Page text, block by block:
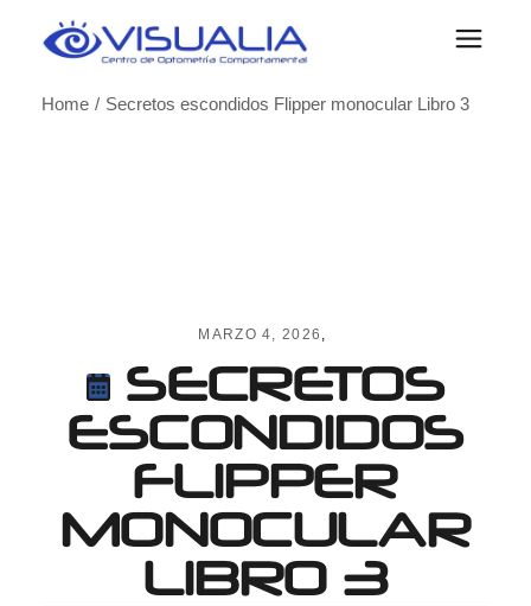
Home
Secretos escondidos Flipper monocular Libro 3
MARZO 4, 2026
SECRETOS
ESCONDIDOS
FLIPPER
MONOCULAR
LIBRO 3